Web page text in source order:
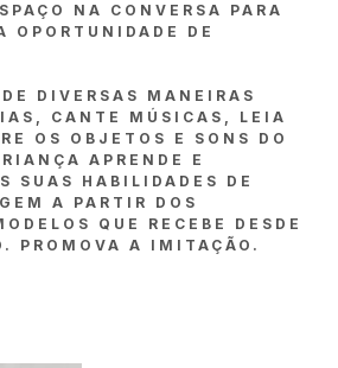
NA CONVERSA PARA
OPORTUNIDADE DE
DIVERSAS MANEIRAS
CANTE MÚSICAS, LEIA
OS OBJETOS E SONS DO
APRENDE E
SUAS HABILIDADES DE
A PARTIR DOS
QUE RECEBE DESDE
PROMOVA A IMITAÇÃO.